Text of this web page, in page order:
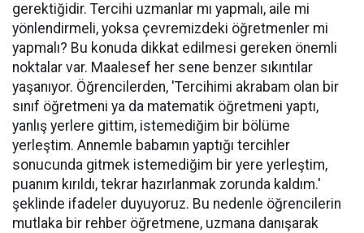
gerektiğidir. Tercihi uzmanlar mı yapmalı, aile mi
yönlendirmeli, yoksa çevremizdeki öğretmenler mi
yapmalı? Bu konuda dikkat edilmesi gereken önemli
noktalar var. Maalesef her sene benzer sıkıntılar
yaşanıyor. Öğrencilerden, 'Tercihimi akrabam olan bir
sınıf öğretmeni ya da matematik öğretmeni yaptı,
yanlış yerlere gittim, istemediğim bir bölüme
yerleştim. Annemle babamın yaptığı tercihler
sonucunda gitmek istemediğim bir yere yerleştim,
puanım kırıldı, tekrar hazırlanmak zorunda kaldım.'
şeklinde ifadeler duyuyoruz. Bu nedenle öğrencilerin
mutlaka bir rehber öğretmene, uzmana danışarak